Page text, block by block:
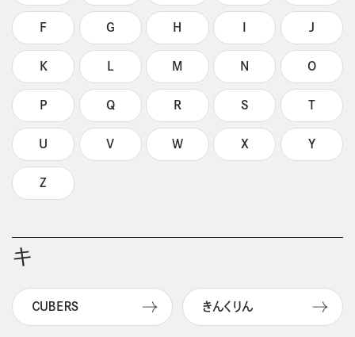
F G H J
K L M N O
P Q R S T
U V W X Y
Z
キ
ＣＵＢＥＲＳ きんくりん